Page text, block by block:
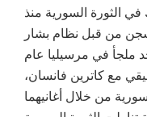
الثورة السورية منذ
من قبل نظام بشار
ملجأ في مرسيليا عام
مع كاترين فانسان،